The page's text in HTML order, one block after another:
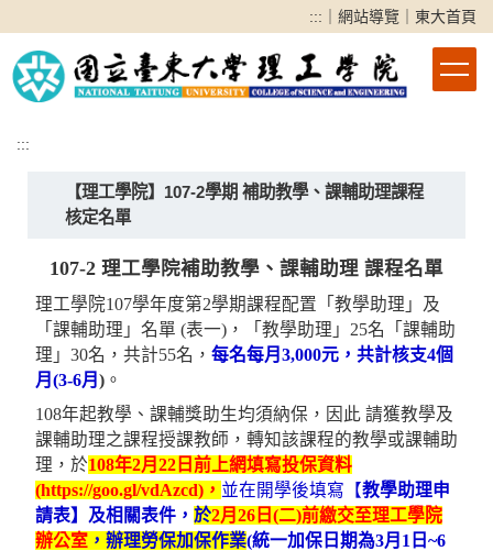
到
主
要
區
::: 網站導覽 東大首頁
:::
【理工學院】107-2學期 補助教學、課輔助理課程
核定名單
107-2 理工學院補助教學、課輔助理 課程名單
理工學院107學年度第2學期課程配置「教學助理」及
「課輔助理」名單 (表一)，「教學助理」25名「課輔助
理」30名，共計55名， 每名每月3,000元，共計核支4個
月(3-6月 ) 。
108年起教學、課輔獎助生均須納保，因此 請獲教學及
課輔助理之課程授課教師，轉知該課程的教學或課輔助
理， 於108年2月 22 日前上網填寫投保資料
(https://goo.gl/vdAzcd) ， 並在開學後填寫 【教學助理申
請表】 及相關表件 ， 於2月26 日 (二)前繳交至理工學院
辦公室 ，辦理勞保加保作業(統一加保日期為3月1日~6